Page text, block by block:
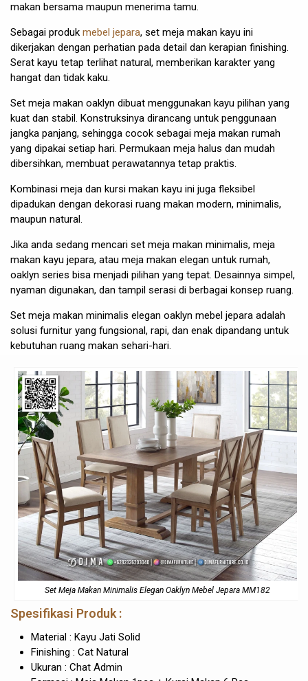
makan bersama maupun menerima tamu.
Sebagai produk mebel jepara, set meja makan kayu ini
dikerjakan dengan perhatian pada detail dan kerapian finishing.
Serat kayu tetap terlihat natural, memberikan karakter yang
hangat dan tidak kaku.
Set meja makan oaklyn dibuat menggunakan kayu pilihan yang
kuat dan stabil. Konstruksinya dirancang untuk penggunaan
jangka panjang, sehingga cocok sebagai meja makan rumah
yang dipakai setiap hari. Permukaan meja halus dan mudah
dibersihkan, membuat perawatannya tetap praktis.
Kombinasi meja dan kursi makan kayu ini juga fleksibel
dipadukan dengan dekorasi ruang makan modern, minimalis,
maupun natural.
Jika anda sedang mencari set meja makan minimalis, meja
makan kayu jepara, atau meja makan elegan untuk rumah,
oaklyn series bisa menjadi pilihan yang tepat. Desainnya simpel,
nyaman digunakan, dan tampil serasi di berbagai konsep ruang.
Set meja makan minimalis elegan oaklyn mebel jepara adalah
solusi furnitur yang fungsional, rapi, dan enak dipandang untuk
kebutuhan ruang makan sehari-hari.
Set Meja Makan Minimalis Elegan Oaklyn Mebel Jepara MM182
Spesifikasi Produk :
Material : Kayu Jati Solid
Finishing : Cat Natural
Ukuran : Chat Admin